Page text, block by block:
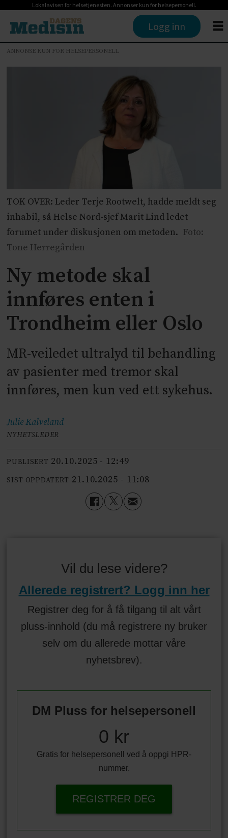
Lokalavisen for helsetjenesten. Annonser kun for helsepersonell.
Logg inn
ANNONSE KUN FOR HELSEPERSONELL
TOK OVER: Leder Terje Rootwelt, hadde meldt seg
inhabil, så Helse Nord-sjef Marit Lind ledet
forumet under diskusjonen om metoden. Foto:
Tone Herregården
Ny metode skal
innføres enten i
Trondheim eller Oslo
MR-veiledet ultralyd til behandling
av pasienter med tremor skal
innføres, men kun ved ett sykehus.
JulieKalveland
NYHETSLEDER
PUBLISERT 20.10.2025 - 12:49
SIST OPPDATERT 21.10.2025 - 11:08
Vil du lese videre?
Allerede registrert? Logg inn her
Registrer deg for å få tilgang til alt vårt
pluss-innhold (du må registrere ny bruker
selv om du allerede mottar våre
nyhetsbrev).
DM Pluss for helsepersonell
0 kr
Gratis for helsepersonell ved å oppgi HPR-
nummer.
REGISTRER DEG